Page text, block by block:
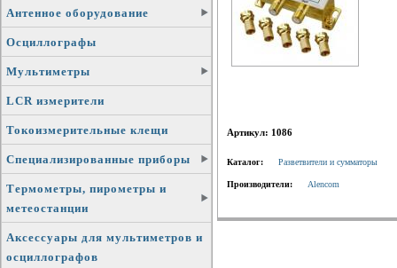
Антенное оборудование
Осциллографы
Мультиметры
LCR измерители
Токоизмерительные клещи
Специализированные приборы
Термометры, пирометры и
метеостанции
Аксессуары для мультиметров и
осциллографов
Артикул: 1086
Каталог: Разветвители и сумматоры
Производители: Alencom